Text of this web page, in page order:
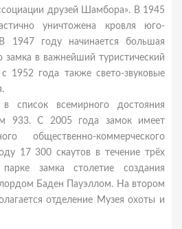
друзей Шамбора». В 1945
уничтожена кровля юго-
1947 году начинается большая
в важнейший туристический
1952 года также свето-звуковые
список всемирного достояния
933. С 2005 года замок имеет
общественно-коммерческого
17 300 скаутов в течение трёх
замка столетие создания
лордом Баден Пауэллом. На втором
отделение Музея охоты и